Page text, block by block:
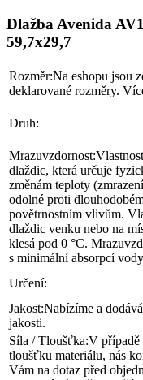
Dlažba Avenida
59,7x29,7
Rozměr:Na eshopu jsou
deklarované rozměry.
Druh:
Mrazuvzdornost:
dlaždic, která určuje
změnám teploty
odolné proti
povětrnostním vlivům.
dlaždic venku nebo na
klesá pod 0 °C.
s minimální absorpcí
Určení:
Jakost:Nabízíme a
jakosti.
Síla / Tloušťka:V případě
tloušťku materiálu, nás
Vám na dotaz před